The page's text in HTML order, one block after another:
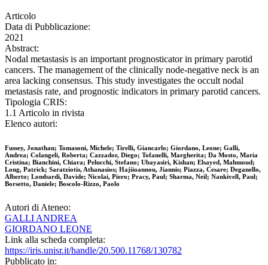
Articolo
Data di Pubblicazione:
2021
Abstract:
Nodal metastasis is an important prognosticator in primary parotid
cancers. The management of the clinically node-negative neck is an
area lacking consensus. This study investigates the occult nodal
metastasis rate, and prognostic indicators in primary parotid cancers.
Tipologia CRIS:
1.1 Articolo in rivista
Elenco autori:
Fussey, Jonathan; Tomasoni, Michele; Tirelli, Giancarlo; Giordano, Leone; Galli,
Andrea; Colangeli, Roberta; Cazzador, Diego; Tofanelli, Margherita; Da Mosto, Maria
Cristina; Bianchini, Chiara; Pelucchi, Stefano; Ubayasiri, Kishan; Elsayed, Mahmoud;
Long, Patrick; Saratziotis, Athanasios; Hajiioannou, Jiannis; Piazza, Cesare; Deganello,
Alberto; Lombardi, Davide; Nicolai, Piero; Pracy, Paul; Sharma, Neil; Nankivell, Paul;
Borsetto, Daniele; Boscolo-Rizzo, Paolo
Autori di Ateneo:
GALLI ANDREA
GIORDANO LEONE
Link alla scheda completa:
https://iris.unisr.it/handle/20.500.11768/130782
Pubblicato in: